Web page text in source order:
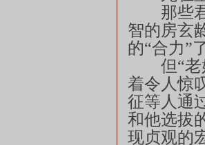
那些君
智的房玄
的“合力”
但“老好
着令人惊
征等人通
和他选拔
现贞观的